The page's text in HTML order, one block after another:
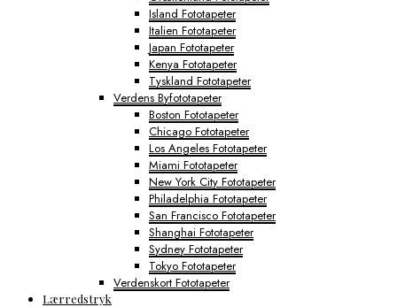
Island Fototapeter
Italien Fototapeter
Japan Fototapeter
Kenya Fototapeter
Tyskland Fototapeter
Verdens Byfototapeter
Boston Fototapeter
Chicago Fototapeter
Los Angeles Fototapeter
Miami Fototapeter
New York City Fototapeter
Philadelphia Fototapeter
San Francisco Fototapeter
Shanghai Fototapeter
Sydney Fototapeter
Tokyo Fototapeter
Verdenskort Fototapeter
Lærredstryk